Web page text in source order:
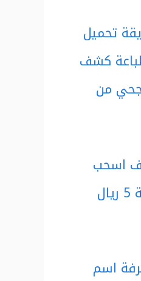
تحميل
كشف
من
اسحب
فئة 5 ريال
اسم